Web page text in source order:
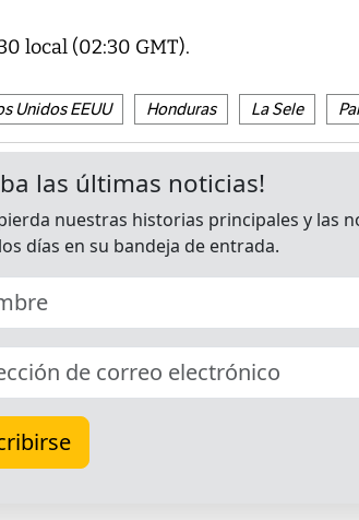
local (02:30 GMT).
Unidos EEUU Honduras La Sele